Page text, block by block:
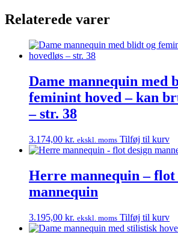
Relaterede varer
Dame mannequin med
feminint hoved – kan
– str. 38
3.174,00 kr. ekskl. moms Tilføj til kurv
Herre mannequin – flot
mannequin
3.195,00 kr. ekskl. moms Tilføj til kurv